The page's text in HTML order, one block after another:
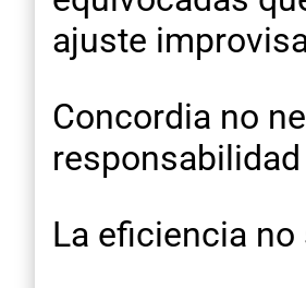
ajuste
Concordia no
La eficiencia no